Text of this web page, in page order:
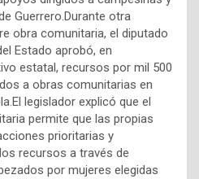
Guerrero.Durante otra
obra comunitaria, el diputado
Estado aprobó, en
estatal, recursos por mil 500
a obras comunitarias en
legislador explicó que el
permite que las propias
prioritarias y
recursos a través de
por mujeres elegidas